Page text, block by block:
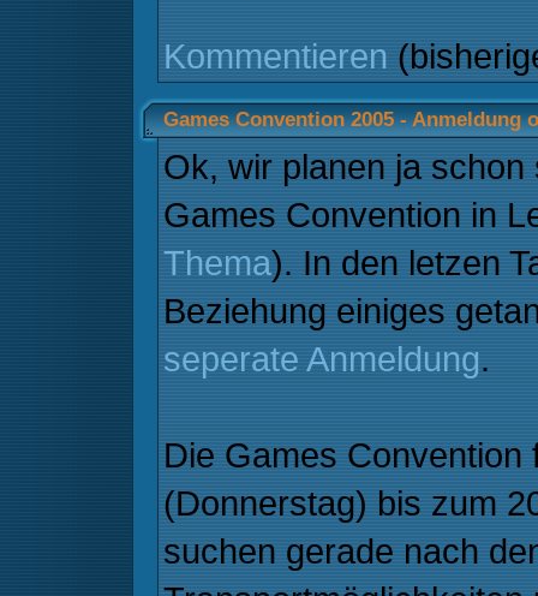
Kommentieren
Games Convention 2005 - Anmeldung
Ok, wir planen ja
Games Convention in
Thema). In den letzen
Beziehung einiges
seperate Anmeldung.
Die Games Convention
(Donnerstag) bis zum
suchen gerade nach